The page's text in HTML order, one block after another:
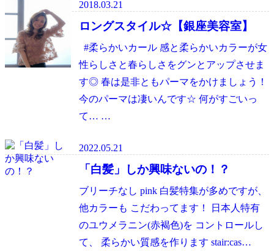
2018.03.21
ロングスタイル☆【銀座美容室】
#柔らかいカール 感と柔らかいカラーが女
性らしさと春らしさをグンとアップさせま
す◎ 春は是非ともパーマをかけましょう！
今のパーマは凄いんです☆ 何がすごいっ
て… …
2022.05.21
「白髪」しか興味ないの！？
ブリーチなし pink 白髪特集が多めですが、
他カラーも こだわってます！ 日本人特有
のユウメラニン(赤褐色)を コントロールし
て、 柔らかい質感を作ります stair:cas…